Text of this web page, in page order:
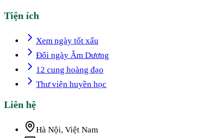
Tiện ích
Xem ngày tốt xấu
Đổi ngày Âm Dương
12 cung hoàng đạo
Thư viện huyền học
Liên hệ
Hà Nội, Việt Nam